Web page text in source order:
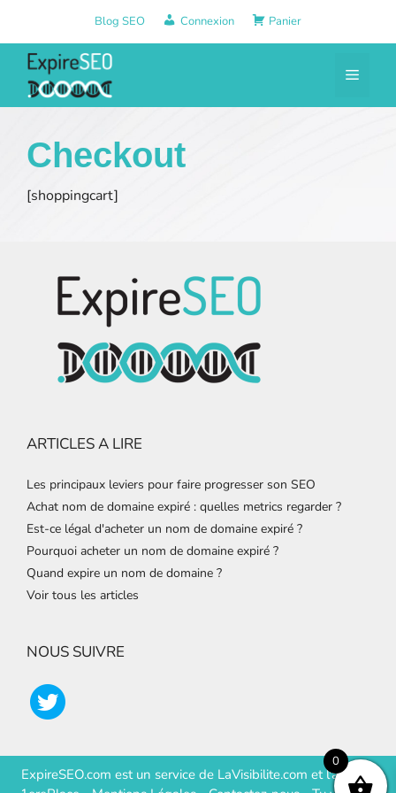
contenu
Blog SEO Connexion Panier
Menu
Checkout
[shoppingcart]
ARTICLES A LIRE
Les principaux leviers pour faire progresser son SEO
Achat nom de domaine expiré : quelles metrics regarder ?
Est-ce légal d'acheter un nom de domaine expiré ?
Pourquoi acheter un nom de domaine expiré ?
Quand expire un nom de domaine ?
Voir tous les articles
NOUS SUIVRE
ExpireSEO.com est un service de LaVisibilite.com etl'agence
0